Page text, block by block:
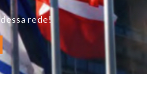
rede!